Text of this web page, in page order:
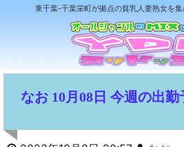
東千葉-千葉栄町が拠点の貧乳人妻熟女を
なお 10月08日 今週の出勤